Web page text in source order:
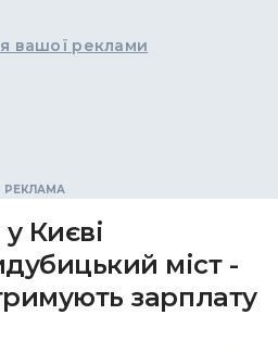
вашої реклами
Києві
міст -
зарплату